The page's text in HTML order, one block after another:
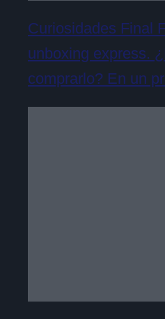
Curiosidades Final
unboxing express.
comprarlo? En un